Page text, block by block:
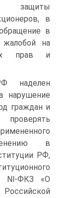
защиты
в
в
на
прав и
наделен
нарушение
граждан и
в
РФ,
Nl-ФКЗ «О